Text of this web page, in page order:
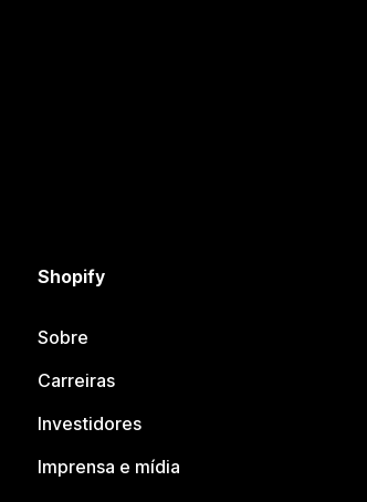
Shopify
Sobre
Carreiras
Investidores
Imprensa e mídia